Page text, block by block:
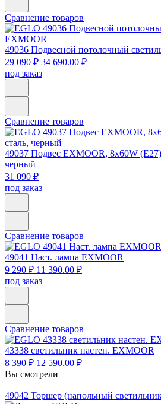
Сравнение товаров
49036 Подвесной потолочный
29 090 ₽ 34 690.00 ₽
под заказ
Сравнение товаров
49037 Подвес EXMOOR, 8x60W
черный
31 090 ₽
под заказ
Сравнение товаров
49041 Наст. лампа EXMOOR
9 290 ₽ 11 390.00 ₽
под заказ
Сравнение товаров
43338 светильник настен. EXMOOR
8 390 ₽ 12 590.00 ₽
Вы смотрели
49042 Торшер (напольный